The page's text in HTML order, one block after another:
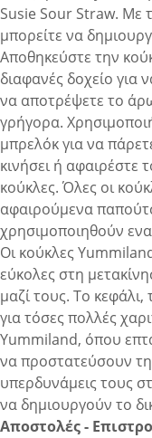
Susie Sour Straw. Με
μπορείτε να
Αποθηκεύστε την
διαφανές δοχείο για
να αποτρέψετε το
γρήγορα.
μπρελόκ για να
κινήσει ή αφαιρέστε
κούκλες. Όλες οι
αφαιρούμενα
χρησιμοποιηθούν
Οι κούκλες
εύκολες στη
μαζί τους. Το κεφάλι,
για τόσες πολλές
Yummiland, όπου
να προστατεύσουν
υπερδυνάμεις τους
να δημιουργούν το
Αποστολές -